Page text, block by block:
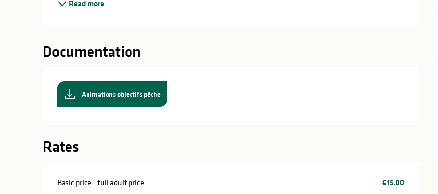
Read more
Documentation
Animations objectifs pêche
Rates
Basic price - full adult price €15.00